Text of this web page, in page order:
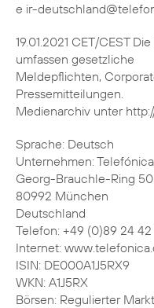
e ir-
19.01.2021 CET/CEST
umfassen gesetzliche
Meldepflichten,
Pressemitteilungen.
Medienarchiv unter
Sprache: Deutsch
Unternehmen:
Georg-Brauchle-Ring 50
80992 München
Deutschland
Telefon: +49 (0)89 24
Internet:
ISIN: DE000A1J5RX9
WKN: A1J5RX
Börsen: Regulierter